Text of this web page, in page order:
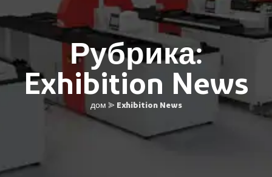
Рубрика:
Exhibition News
дом ⪢ Exhibition News